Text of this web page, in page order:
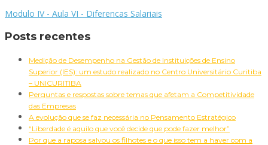
Modulo IV - Aula VI - Diferencas Salariais
Pesquisar
Posts recentes
Medição de Desempenho na Gestão de Instituições de Ensino
Superior (IES): um estudo realizado no Centro Universitário Curitiba
– UNICURITIBA
Perguntas e respostas sobre temas que afetam a Competitividade
das Empresas
A evolução que se faz necessária no Pensamento Estratégico
“Liberdade é aquilo que você decide que pode fazer melhor”
Por que a raposa salvou os filhotes e o que isso tem a haver com a